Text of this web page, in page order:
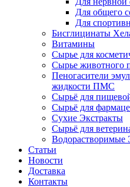
Для общего
Для
Бисглицинаты
Витамины
Сырье для
Сырье животного
Пеногасители
жидкости ПМС
Сырьё для
Сырьё для
Сухие Экстракты
Сырьё для
Водорастворимые
Статьи
Новости
Доставка
Контакты